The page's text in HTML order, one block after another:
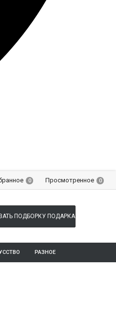
0 Просмотренное 0
ПОДБОРКУ ПОДАРКА
РАЗНОЕ